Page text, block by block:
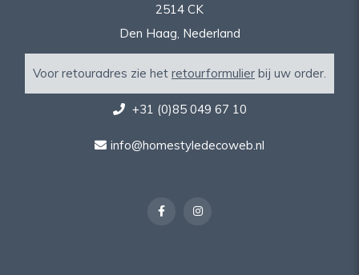
2514 CK
Den Haag, Nederland
Voor retouradres zie het retourformulier bij uw order.
+31 (0)85 049 67 10
info@homestyledecoweb.nl